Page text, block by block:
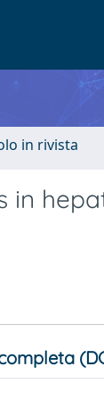
in rivista
in